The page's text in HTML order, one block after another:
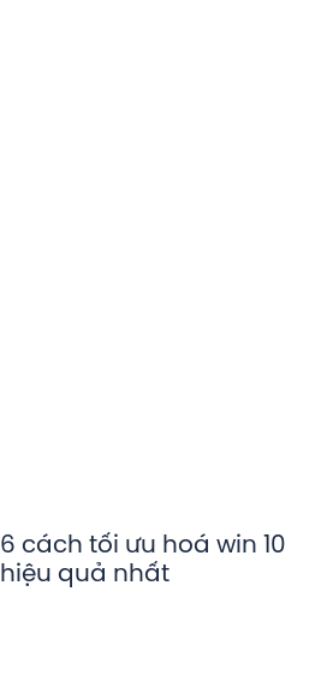
6 cách tối ưu hoá win 10
hiệu quả nhất